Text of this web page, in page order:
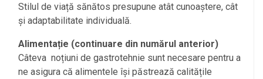
Stilul de viață sănătos presupune atât cunoaștere, cât
și adaptabilitate individuală.
Alimentație (continuare din numărul anterior)
Câteva noțiuni de gastrotehnie sunt necesare pentru a
ne asigura că alimentele își păstrează calitățile